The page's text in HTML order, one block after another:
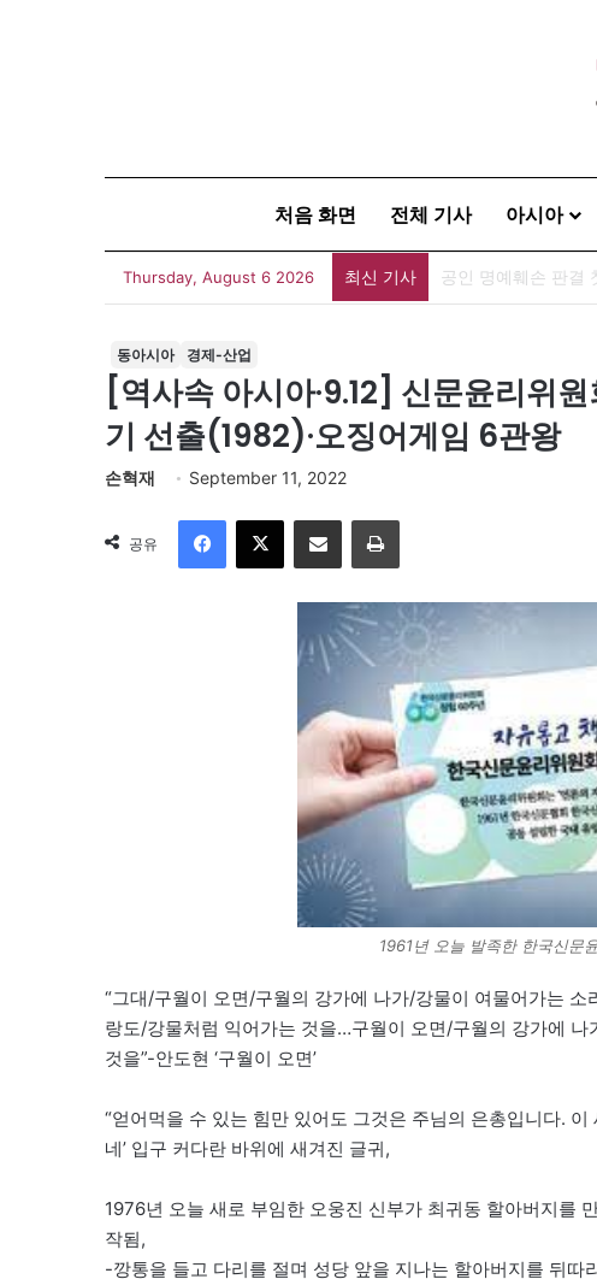
처음 화면 전체 기사 아시아
Thursday, August 6 2026 최신 기사
동아시아 경제-산업
[역사속 아시아·9.12] 신문윤리위
기 선출(1982)·오징어게임 6관왕
손혁재 September 11, 2022
공유
이메일
1961년 오늘 발족한 한국신문
“그대/구월이 오면/구월의 강가에 나가/강물이 여물어가는
랑도/강물처럼 익어가는 것을…구월이 오면/구월의 강가에
것을”-안도현 ‘구월이 오면’
“얻어먹을 수 있는 힘만 있어도 그것은 주님의 은총입니다.
네’ 입구 커다란 바위에 새겨진 글귀,
1976년 오늘 새로 부임한 오웅진 신부가 최귀동 할아버지를
작됨,
-깡통을 들고 다리를 절며 성당 앞을 지나는 할아버지를 뒤